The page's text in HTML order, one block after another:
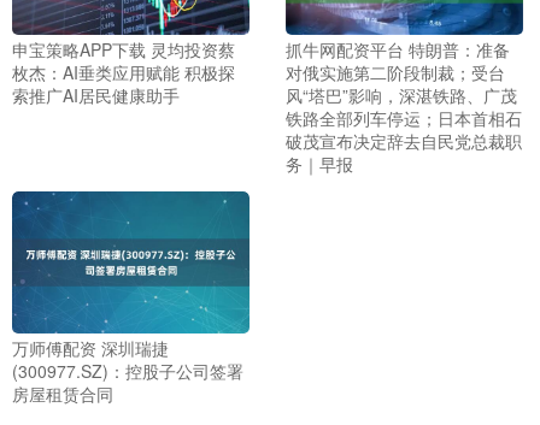
申宝策略APP下载 灵均投资蔡
枚杰：AI垂类应用赋能 积极探
索推广AI居民健康助手
抓牛网配资平台 特朗普：准备
对俄实施第二阶段制裁；受台
风“塔巴”影响，深湛铁路、广茂
铁路全部列车停运；日本首相石
破茂宣布决定辞去自民党总裁职
务｜早报
万师傅配资 深圳瑞捷
(300977.SZ)：控股子公司签署
房屋租赁合同